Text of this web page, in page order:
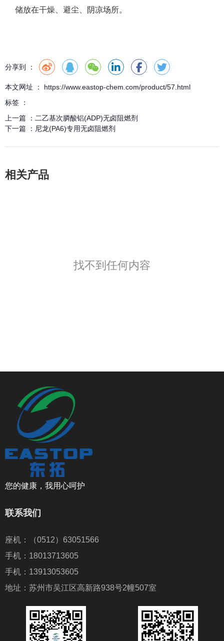
储放在干燥、避尘、阴凉场所。
分享到 ：
本文网址 ： https://www.eastop-chem.com/product/57.html
标签 ：
上一篇 ： 二乙基次膦酸铝(ADP)无卤阻燃剂
下一篇 ： 尼龙(PA6)专用无卤阻燃剂
相关产品
找不到任何内容
您的健康，我用心呵护
联系我们
座机：（0512）63051566
手机：18013713605
手机：13913053605
地址：苏州市吴江区高新路938号2幢507室